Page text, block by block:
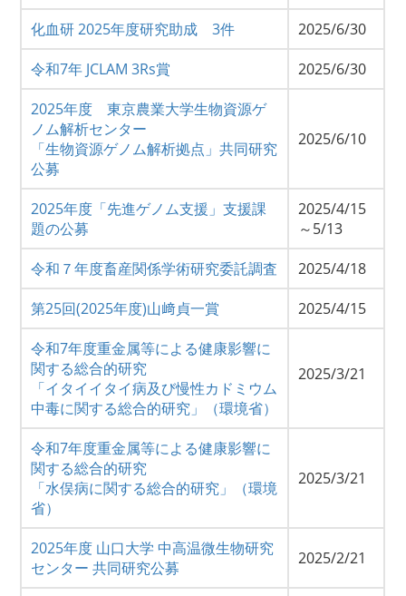
化血研 2025年度研究助成 3件
2025/6/30
令和7年 JCLAM 3Rs賞
2025/6/30
2025年度 東京農業大学生物資源ゲ
ノム解析センター
「生物資源ゲノム解析拠点」共同研究
公募
2025/6/10
2025年度「先進ゲノム支援」支援課
題の公募
2025/4/15
～5/13
令和７年度畜産関係学術研究委託調査
2025/4/18
第25回(2025年度)山﨑貞一賞
2025/4/15
令和7年度重金属等による健康影響に
関する総合的研究
「イタイイタイ病及び慢性カドミウム
中毒に関する総合的研究」（環境省）
2025/3/21
令和7年度重金属等による健康影響に
関する総合的研究
「水俣病に関する総合的研究」（環境
省）
2025/3/21
2025年度 山口大学 中高温微生物研究
センター 共同研究公募
2025/2/21